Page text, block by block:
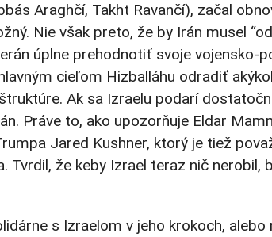
Araghčí, Takht Ravančí), začal
Nie však preto, že by Irán musel
úplne prehodnotiť svoje vojensko-
cieľom Hizballáhu odradiť
Ak sa Izraelu podarí
Práve to, ako upozorňuje Eldar
Jared Kushner, ktorý je tiež
Tvrdil, že keby Izrael teraz nič nerobil,
s Izraelom v jeho krokoch,